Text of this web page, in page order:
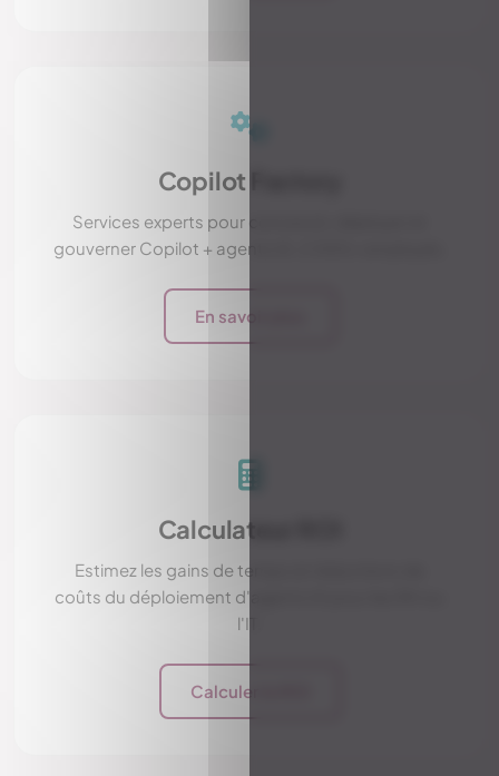
Copilot Factory
Services experts pour concevoir, déployer et
gouverner Copilot + agents IA. 2 000+ employés.
En savoir plus
Calculateur ROI
Estimez les gains de temps et réductions de
coûts du déploiement d'agents IA pour les RH ou
l'IT.
Calculer le ROI